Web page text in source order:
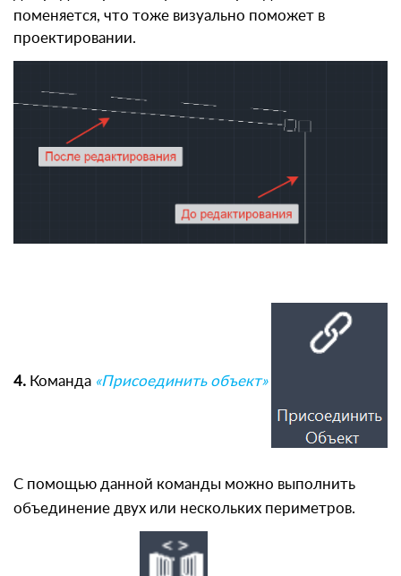
поменяется, что тоже визуально поможет в
проектировании.
4. Команда «Присоединить объект»
С помощью данной команды можно выполнить
объединение двух или нескольких периметров.